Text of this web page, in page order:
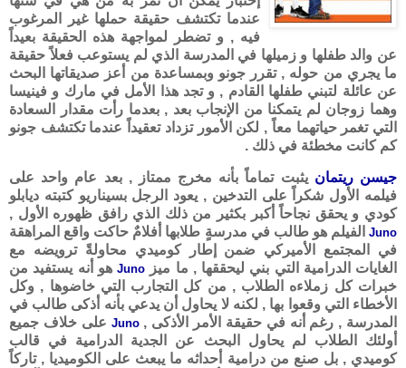
عندما تكتشف حقيقة حملها غير المرغوب
فيه , و تضطر لمواجهة هذه الحقيقة بعيداً
عن والد طفلها و زميلها في المدرسة الذي لم يستوعب فعلاً حقيقة
ما يجري من حوله , تقرر جونو وبمساعدة من أعز صديقاتها البحث
عن عائلة لتبني طفلها القادم , و تجد هذا الأمل في مارك و فينيسا
وهما زوجان لم يتمكنا من الإنجاب بعد , بعدما رأت مقدار السعادة
التي تغمر حياتهما معاً , لكن الأمور تزداد تعقيداً عندما تكتشف جونو
كم كانت مخطئة في ذلك .
جيسن ريتمان يثبت تماماً بأنه مخرج ممتاز , بعد عام واحد على
فيلمه الأول شكراً على التدخين , يعود الرجل بسيناريو كتبته ديابلو
كودي و يحقق نجاحاً أكبر بكثير من ذلك الذي رافق ظهوره الأول ,
Juno الفيلم هو طالب في مدرسةٍ طلابها أفلامٌ حاكت واقع المراهقة
في المجتمع الأميركي ضمن إطار كوميدي محاولةً ترويضه مع
الغايات الدرامية التي بني ليحققها , ما ميز Juno هو أنه يستفيد من
خبرات كل زملاءه الطلاب , من كل التجارب التي خاضوها , وكل
الأخطاء التي وقعوا بها , لكنه لا يحاول أن يدعي بأنه أذكى طالب في
المدرسة , رغم أنه في حقيقة الأمر الأذكى ,Juno على خلاف جميع
أولئك الطلاب لم يحاول البحث عن الجدية الدرامية في قالب
كوميدي , بل صنع من درامية أحداثه ما يبعث على الكوميديا , تاركاً